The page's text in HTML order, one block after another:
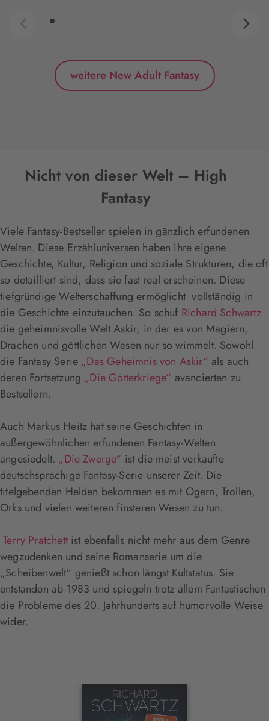
weitere New Adult Fantasy
Nicht von dieser Welt – High
Fantasy
Viele Fantasy-Bestseller spielen in gänzlich erfundenen
Welten. Diese Erzähluniversen haben ihre eigene
Geschichte, Kultur, Religion und soziale Strukturen, die oft
so detailliert sind, dass sie fast real erscheinen. Diese
tiefgründige Welterschaffung ermöglicht vollständig in
die Geschichte einzutauchen. So schuf Richard Schwartz
die geheimnisvolle Welt Askir, in der es von Magiern,
Drachen und göttlichen Wesen nur so wimmelt. Sowohl
die Fantasy Serie „Das Geheimnis von Askir“ als auch
deren Fortsetzung „Die Götterkriege“ avancierten zu
Bestsellern.
Auch Markus Heitz hat seine Geschichten in
außergewöhnlichen erfundenen Fantasy-Welten
angesiedelt. „Die Zwerge“ ist die meist verkaufte
deutschsprachige Fantasy-Serie unserer Zeit. Die
titelgebenden Helden bekommen es mit Ogern, Trollen,
Orks und vielen weiteren finsteren Wesen zu tun.
Terry Pratchett ist ebenfalls nicht mehr aus dem Genre
wegzudenken und seine Romanserie um die
„Scheibenwelt“ genießt schon längst Kultstatus. Sie
entstanden ab 1983 und spiegeln trotz allem Fantastischen
die Probleme des 20. Jahrhunderts auf humorvolle Weise
wider.